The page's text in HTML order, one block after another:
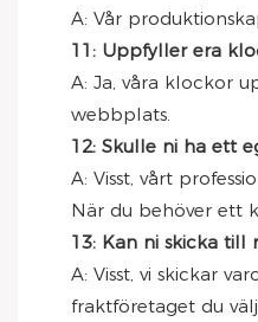
A: Vår
11: Uppfyller era
A: Ja, våra klockor
webbplats.
12: Skulle ni ha ett
A: Visst, vårt
När du behöver ett
13: Kan ni skicka till
A: Visst, vi skickar
fraktföretaget du